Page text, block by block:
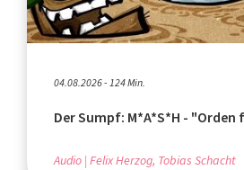
04.08.2026 - 124 Min.
Der Sumpf: M*A*S*H - "Orden
Audio Felix Herzog, Tobias Schacht